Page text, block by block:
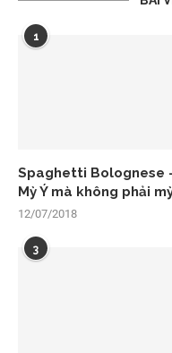
1
Spaghetti Bolognese
Mỳ Ý mà không phải
12/07/2018
3